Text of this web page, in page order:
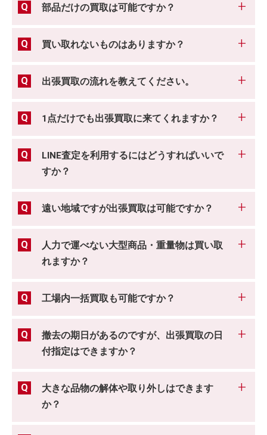
部品だけの買取は可能ですか？
買い取れないものはありますか？
出張買取の流れを教えてください。
1点だけでも出張買取に来てくれますか？
LINE査定を利用するにはどうすればいいで
すか？
遠い地域ですが出張買取は可能ですか？
人力で運べない大型商品・重量物は買い取
れますか？
工場内一括買取も可能ですか？
撤去の期日があるのですが、出張買取の日
付指定はできますか？
大きな品物の解体や取り外しはできます
か？